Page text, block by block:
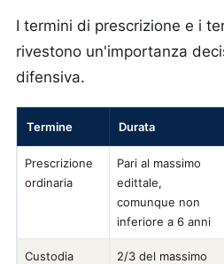
I termini di prescrizione e i
rivestono un'importanza
difensiva.
Termine Durata
Prescrizione
ordinaria
Pari al massimo
edittale,
comunque non
inferiore a 6 anni
Custodia
2/3 del massimo